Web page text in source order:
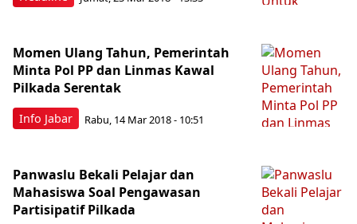
Info Jabar
Momen Ulang Tahun, Pemerintah
Minta Pol PP dan Linmas Kawal
Pilkada Serentak
Rabu, 14 Mar 2018 - 10:51
Panwaslu Bekali Pelajar dan
Mahasiswa Soal Pengawasan
Partisipatif Pilkada